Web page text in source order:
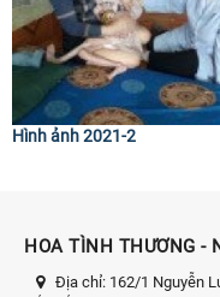
Hình ảnh 2021-2
HOA TÌNH THƯƠNG -
Địa chỉ: 162/1 Nguyễn